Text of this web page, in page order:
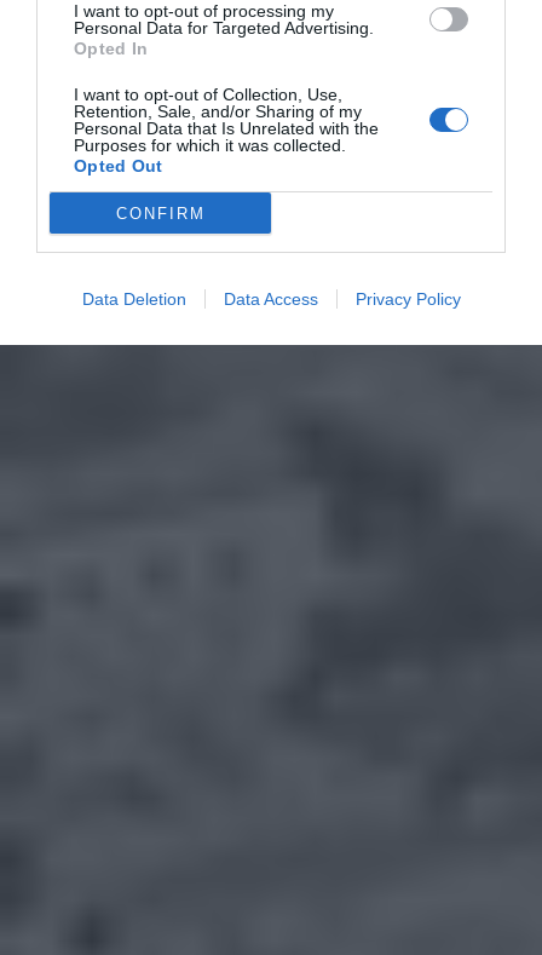
I want to opt-out of processing my
Personal Data for Targeted Advertising.
Opted In
I want to opt-out of Collection, Use,
Retention, Sale, and/or Sharing of my
Personal Data that Is Unrelated with the
Purposes for which it was collected.
Opted Out
CONFIRM
Data Deletion Data Access Privacy Policy